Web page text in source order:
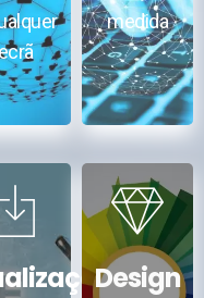
medida
Design